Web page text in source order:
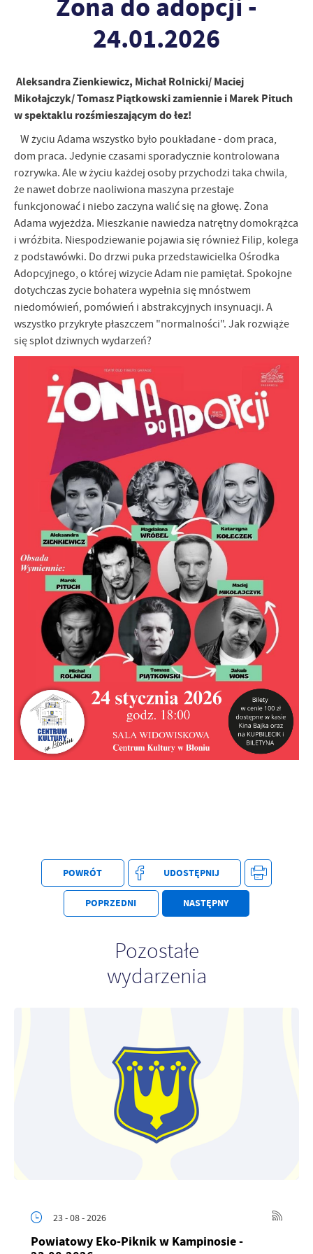
Żona do adopcji -
24.01.2026
Aleksandra Zienkiewicz, Michał Rolnicki/ Maciej
Mikołajczyk/ Tomasz Piątkowski zamiennie i Marek Pituch
w spektaklu rozśmieszającym do łez!
W życiu Adama wszystko było poukładane - dom praca,
dom praca. Jedynie czasami sporadycznie kontrolowana
rozrywka. Ale w życiu każdej osoby przychodzi taka chwila,
że nawet dobrze naoliwiona maszyna przestaje
funkcjonować i niebo zaczyna walić się na głowę. Żona
Adama wyjeżdża. Mieszkanie nawiedza natrętny domokrążca
i wróżbita. Niespodziewanie pojawia się również Filip, kolega
z podstawówki. Do drzwi puka przedstawicielka Ośrodka
Adopcyjnego, o której wizycie Adam nie pamiętał. Spokojne
dotychczas życie bohatera wypełnia się mnóstwem
niedomówień, pomówień i abstrakcyjnych insynuacji. A
wszystko przykryte płaszczem "normalności". Jak rozwiąże
się splot dziwnych wydarzeń?
POWRÓT UDOSTĘPNIJ
POPRZEDNI NASTĘPNY
Pozostałe
wydarzenia
23 - 08 - 2026
Powiatowy Eko-Piknik w Kampinosie -
personalizację określonych funkcjonalności czy prezentowanych
Dzięki tym plikom cookies możemy zapewnić Ci większy komfort
funkcjonalne i personalizacyjne pliki cookies gwarantuje
dostępność większej ilości funkcji na stronie.
Analityczne
Analityczne pliki cookies pomagają nam rozwijać się i
Cookies analityczne pozwalają na uzyskanie informacji w zakresie
wykorzystywania witryny internetowej, miejsca oraz częstotliwości,
z jaką odwiedzane są nasze serwisy www. Dane pozwalają nam na
ocenę naszych serwisów internetowych pod względem ich
popularności wśród użytkowników. Zgromadzone informacje są
przetwarzane w formie zanonimizowanej. Wyrażenie zgody na
analityczne pliki cookies gwarantuje dostępność wszystkich
funkcjonalności.
Więcej
Dzięki reklamowym plikom cookies prezentujemy Ci najciekawsze
informacje i aktualności na stronach naszych partnerów.
Promocyjne pliki cookies służą do prezentowania Ci naszych
komunikatów na podstawie analizy Twoich upodobań oraz Twoich
zwyczajów dotyczących przeglądanej witryny internetowej. Treści
promocyjne mogą pojawić się na stronach podmiotów trzecich lub
firm będących naszymi partnerami oraz innych dostawców usług.
Firmy te działają w charakterze pośredników prezentujących nasze
treści w postaci wiadomości, ofert, komunikatów mediów
Więcej